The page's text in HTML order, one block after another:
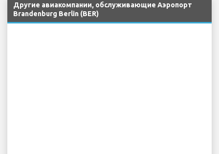
Другие авиакомпании, обслуживающие Аэропорт
Brandenburg Berlin (BER)